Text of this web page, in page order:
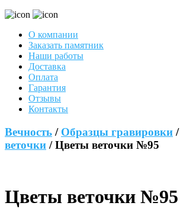
О компании
Заказать памятник
Наши работы
Доставка
Оплата
Гарантия
Отзывы
Контакты
Вечность / Образцы гравировки /
веточки / Цветы веточки №95
Цветы веточки №95